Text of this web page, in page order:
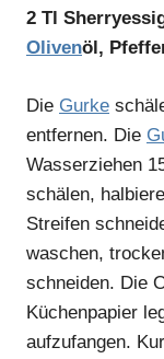
2 Tl
Olivenöl,
Die Gurke
entfernen. Die
Wasserziehen
schälen,
Streifen
waschen,
schneiden. Die
Küchenpapier
aufzufangen.